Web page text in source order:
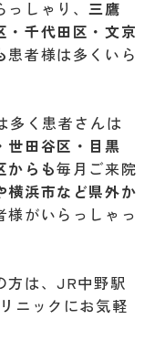
っしゃり、三鷹
・千代田区・文京
患者様は多くいら
多く患者さんは
世田谷区・目黒
からも毎月ご来院
横浜市など県外か
がいらっしゃっ
方は、JR中野駅
ニックにお気軽